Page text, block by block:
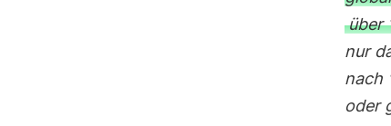
über
nur
nach
oder